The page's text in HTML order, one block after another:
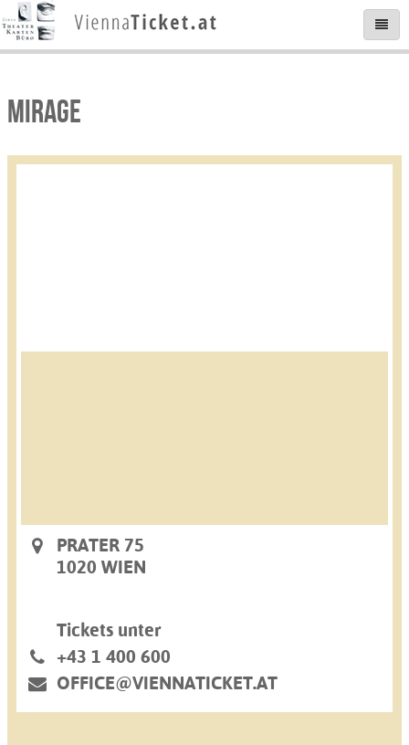
MIRAGE
PRATER 75
1020 WIEN
Tickets unter
+43 1 400 600
OFFICE@VIENNATICKET.AT